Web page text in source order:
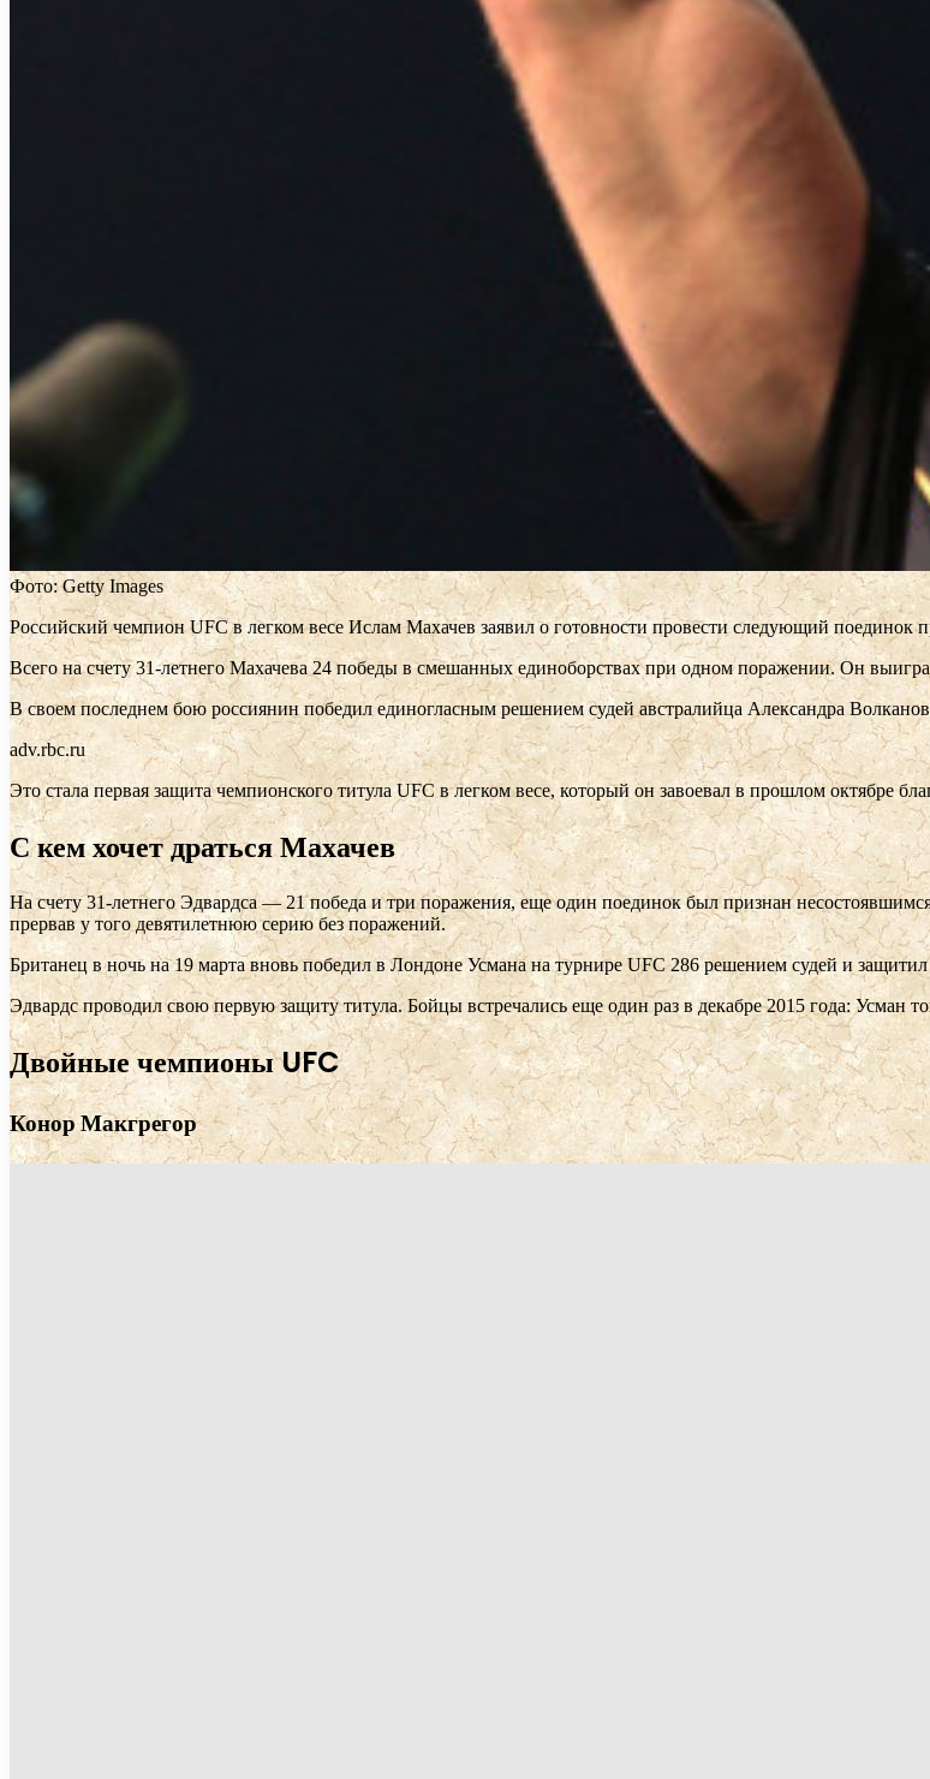
Фото: Getty Images
Российский чемпион UFC в легком весе Ислам Махачев заявил о готовности провести следующий поединок
Всего на счету 31-летнего Махачева 24 победы в смешанных единоборствах при одном поражении. Он
В своем последнем бою россиянин победил единогласным решением судей австралийца Александра
adv.rbc.ru
Это стала первая защита чемпионского титула UFC в легком весе, который он завоевал в прошлом октябре
С кем хочет драться Махачев
На счету 31-летнего Эдвардса — 21 победа и три поражения, еще один поединок был признан
прервав у того девятилетнюю серию без поражений.
Британец в ночь на 19 марта вновь победил в Лондоне Усмана на турнире UFC 286 решением судей и
Эдвардс проводил свою первую защиту титула. Бойцы встречались еще один раз в декабре 2015 года: Усман
Двойные чемпионы UFC
Конор Макгрегор